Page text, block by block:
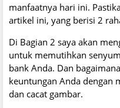
manfaatnya hari ini.
artikel ini, yang berisi 2
Di Bagian 2 saya akan
untuk memutihkan
bank Anda. Dan
keuntungan Anda dengan
dan cacat gambar.